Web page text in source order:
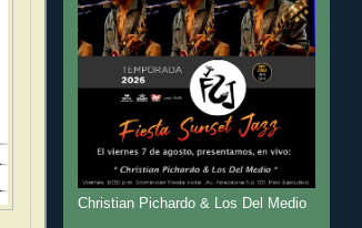
Christian Pichardo & Los Del Medio